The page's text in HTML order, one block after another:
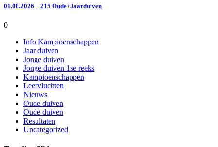
01.08.2026 – 215 Oude+Jaarduiven
0
Info Kampioenschappen
Jaar duiven
Jonge duiven
Jonge duiven 1se reeks
Kampioenschappen
Leervluchten
Nieuws
Oude duiven
Oude duiven
Resultaten
Uncategorized